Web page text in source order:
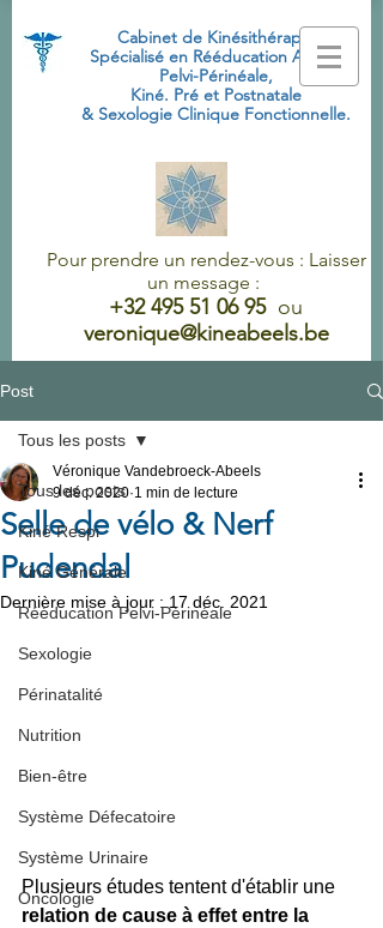
Cabinet de Kinésithérapie
Spécialisé en Rééducation Abdo-
Pelvi-Périnéale,
Kiné. Pré et Postnatale
& Sexologie Clinique Fonctionnelle.
Pour prendre un rendez-vous : Laisser
un message :
+32 495 51 06 95 ou
veronique@kineabeels.be
Post
Tous les posts
Kiné Respi
Kiné Générale
Rééducation Pelvi-Périnéale
Sexologie
Périnatalité
Nutrition
Bien-être
Système Défecatoire
Système Urinaire
Oncologie
Tous les posts
Selle de vélo & Nerf
Pudendal
Véronique Vandebroeck-Abeels
9 déc. 2020 1 min de lecture
Dernière mise à jour : 17 déc. 2021
Plusieurs études tentent d'établir une
relation de cause à effet entre la